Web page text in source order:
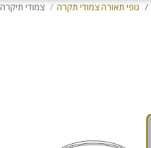
גופי תאורה צמודי תקרה צמודי תיקרה